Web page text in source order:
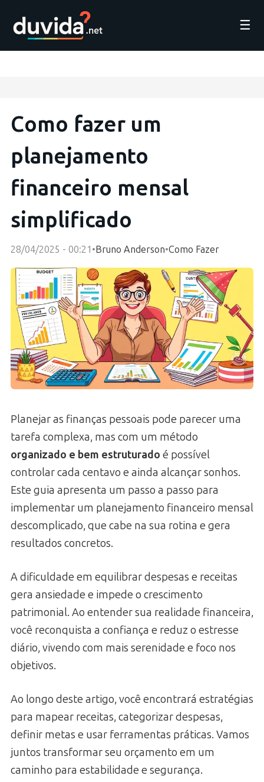
☰
Como fazer um
planejamento
financeiro mensal
simplificado
28/04/2025 - 00:21 •Bruno Anderson•Como Fazer
Planejar as finanças pessoais pode parecer uma
tarefa complexa, mas com um método
organizado e bem estruturado é possível
controlar cada centavo e ainda alcançar sonhos.
Este guia apresenta um passo a passo para
implementar um planejamento financeiro mensal
descomplicado, que cabe na sua rotina e gera
resultados concretos.
A dificuldade em equilibrar despesas e receitas
gera ansiedade e impede o crescimento
patrimonial. Ao entender sua realidade financeira,
você reconquista a confiança e reduz o estresse
diário, vivendo com mais serenidade e foco nos
objetivos.
Ao longo deste artigo, você encontrará estratégias
para mapear receitas, categorizar despesas,
definir metas e usar ferramentas práticas. Vamos
juntos transformar seu orçamento em um
caminho para estabilidade e segurança.